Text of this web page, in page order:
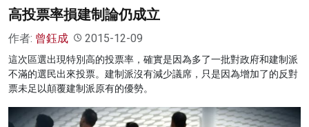
高投票率損建制論仍成立
作者: 曾鈺成 2015-12-09
這次區選出現特別高的投票率，確實是因為多了一批對政府和建制派
不滿的選民出來投票。建制派沒有減少議席，只是因為增加了的反對
票未足以顛覆建制派原有的優勢。